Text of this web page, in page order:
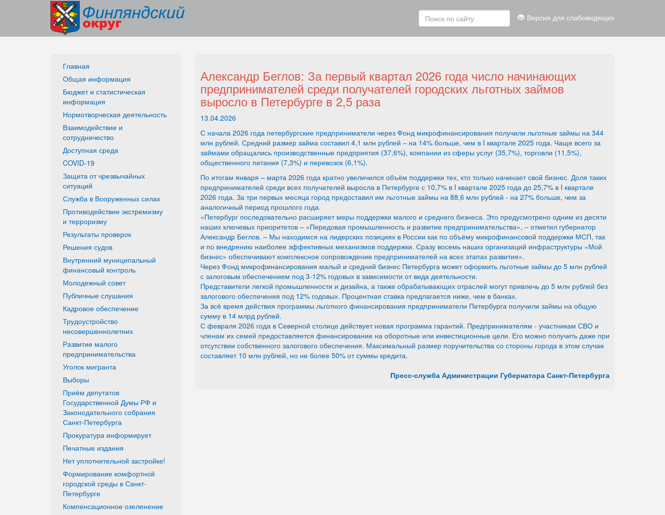
Версия для слабовидящих
Главная
Общая информация
Бюджет и статистическая
информация
Нормотворческая деятельность
Взаимодействие и
сотрудничество
Доступная среда
COVID-19
Защита от чрезвычайных
ситуаций
Служба в Вооруженных силах
Противодействие экстремизму
и терроризму
Результаты проверок
Решения судов
Внутренний муниципальный
финансовый контроль
Молодежный совет
Публичные слушания
Кадровое обеспечение
Трудоустройство
несовершеннолетних
Развитие малого
предпринимательства
Уголок мигранта
Выборы
Приём депутатов
Государственной Думы РФ и
Законодательного собрания
Санкт-Петербурга
Прокуратура информирует
Печатные издания
Нет уплотнительной застройке!
Формирование комфортной
городской среды в Санкт-
Петербурге
Компенсационное озеленение
Александр Беглов: За первый квартал 2026 года число начинающих
предпринимателей среди получателей городских льготных займов
выросло в Петербурге в 2,5 раза
13.04.2026
С начала 2026 года петербургские предприниматели через Фонд микрофинансирования получили льготные займы на 344
млн рублей. Средний размер займа составил 4,1 млн рублей – на 14% больше, чем в I квартале 2025 года. Чаще всего за
займами обращались производственные предприятия (37,6%), компании из сферы услуг (35,7%), торговли (11,5%),
общественного питания (7,3%) и перевозок (6,1%).
По итогам января – марта 2026 года кратно увеличился объём поддержки тех, кто только начинает свой бизнес. Доля таких
предпринимателей среди всех получателей выросла в Петербурге с 10,7% в I квартале 2025 года до 25,7% в I квартале
2026 года. За три первых месяца город предоставил им льготные займы на 88,6 млн рублей - на 27% больше, чем за
аналогичный период прошлого года.
«Петербург последовательно расширяет меры поддержки малого и среднего бизнеса. Это предусмотрено одним из десяти
наших ключевых приоритетов – «Передовая промышленность и развитие предпринимательства», – отметил губернатор
Александр Беглов. – Мы находимся на лидерских позициях в России как по объёму микрофинансовой поддержки МСП, так
и по внедрению наиболее эффективных механизмов поддержки. Сразу восемь наших организаций инфраструктуры «Мой
бизнес» обеспечивают комплексное сопровождение предпринимателей на всех этапах развития».
Через Фонд микрофинансирования малый и средний бизнес Петербурга может оформить льготные займы до 5 млн рублей
с залоговым обеспечением под 3-12% годовых в зависимости от вида деятельности.
Представители легкой промышленности и дизайна, а также обрабатывающих отраслей могут привлечь до 5 млн рублей без
залогового обеспечения под 12% годовых. Процентная ставка предлагается ниже, чем в банках.
За всё время действия программы льготного финансирования предприниматели Петербурга получили займы на общую
сумму в 14 млрд рублей.
С февраля 2026 года в Северной столице действует новая программа гарантий. Предпринимателям - участникам СВО и
членам их семей предоставляется финансирование на оборотные или инвестиционные цели. Его можно получить даже при
отсутствии собственного залогового обеспечения. Максимальный размер поручительства со стороны города в этом случае
составляет 10 млн рублей, но не более 50% от суммы кредита.
Пресс-служба Администрации Губернатора Санкт-Петербурга